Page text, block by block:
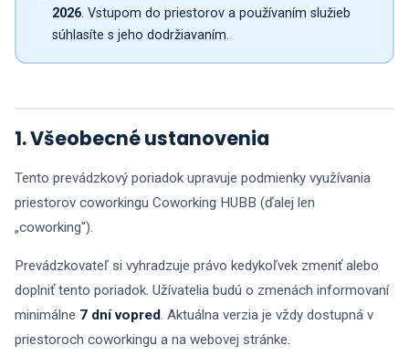
2026. Vstupom do priestorov a používaním služieb
súhlasíte s jeho dodržiavaním.
1. Všeobecné ustanovenia
Tento prevádzkový poriadok upravuje podmienky využívania
priestorov coworkingu Coworking HUBB (ďalej len
„coworking").
Prevádzkovateľ si vyhradzuje právo kedykoľvek zmeniť alebo
doplniť tento poriadok. Užívatelia budú o zmenách informovaní
minimálne 7 dní vopred. Aktuálna verzia je vždy dostupná v
priestoroch coworkingu a na webovej stránke.